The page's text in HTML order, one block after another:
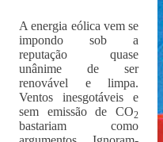
A energia eólica vem se
impondo sob a
reputação quase
unânime de ser
renovável e limpa.
Ventos ines­gotáveis e
sem emissão de CO2
bas­tariam como